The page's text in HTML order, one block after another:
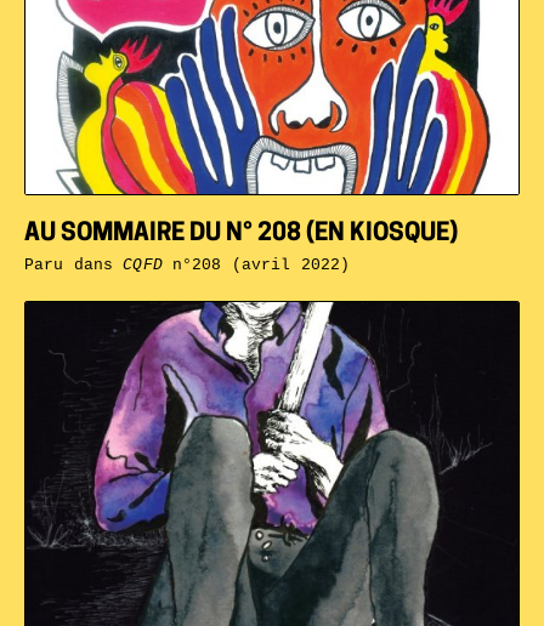
AU SOMMAIRE DU N° 208 (EN KIOSQUE)
Paru dansCQFDn°208 (avril 2022)